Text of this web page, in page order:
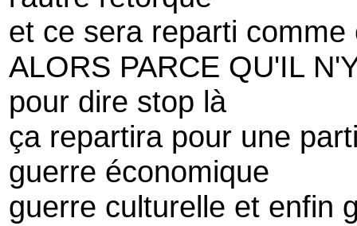
et ce sera reparti comme
ALORS PARCE QU'IL
pour dire stop là
ça repartira pour une
guerre économique
guerre culturelle et enfin